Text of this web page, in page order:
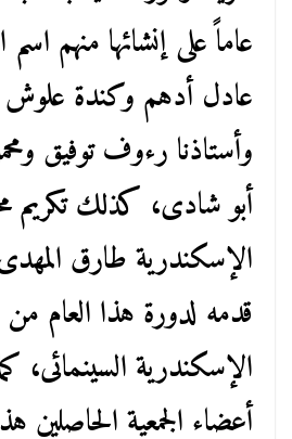
عاماً على إنشائها منهم اسم
عادل أدهم وكندة
وأستاذنا رءوف توفيق
أبو شادى، كذلك تكريم
الإسكندرية طارق
قدمه لدورة هذا العام
الإسكندرية السينمائى،
أعضاء الجمعية الحاصلين